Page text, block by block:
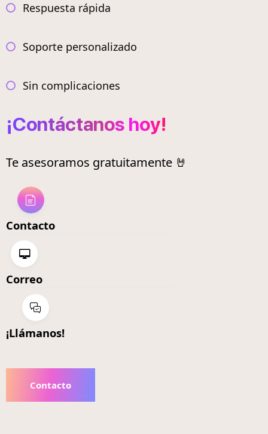
Respuesta rápida
Soporte personalizado
Sin complicaciones
¡Contáctanos hoy!
Te asesoramos gratuitamente 🤘
Contacto
Correo
¡Llámanos!
Contacto